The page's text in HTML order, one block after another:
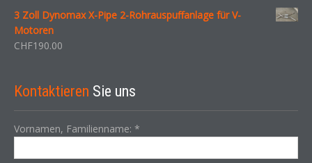
3 Zoll Dynomax X-Pipe 2-Rohrauspuffanlage für V-
Motoren
CHF190.00
Kontaktieren Sie uns
Vornamen, Familienname: *